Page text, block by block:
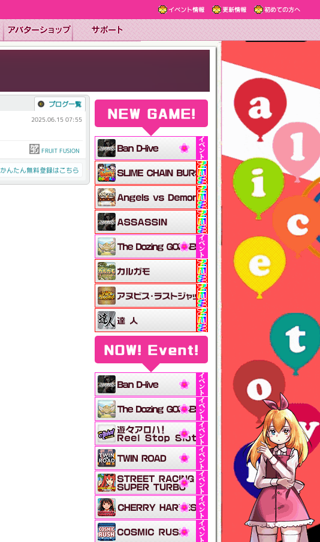
イベント情報 更新情報 初めての方へ
ブログ一覧
2025.06.15 07:55
FRUIT FUSION
かんたん無料登録はこちら
NEW GAME!
NOW! Event!